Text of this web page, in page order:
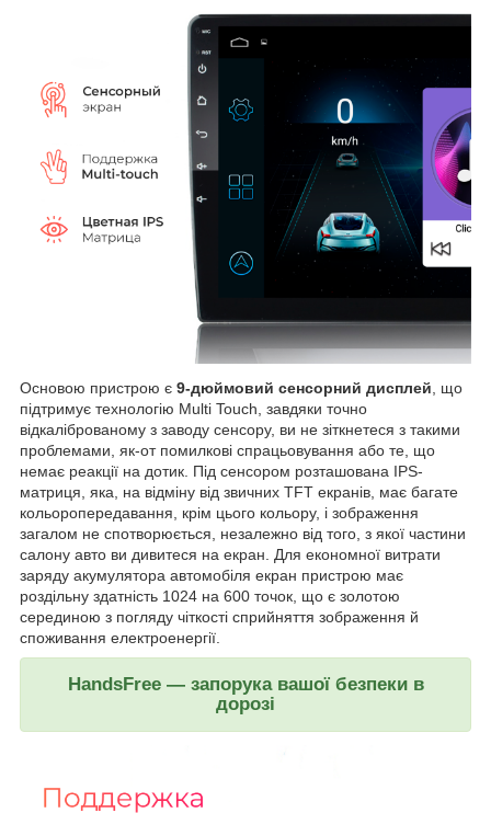
Основою пристрою є 9-дюймовий сенсорний дисплей, що
підтримує технологію Multi Touch, завдяки точно
відкаліброваному з заводу сенсору, ви не зіткнетеся з такими
проблемами, як-от помилкові спрацьовування або те, що
немає реакції на дотик. Під сенсором розташована IPS-
матриця, яка, на відміну від звичних TFT екранів, має багате
кольоропередавання, крім цього кольору, і зображення
загалом не спотворюється, незалежно від того, з якої частини
салону авто ви дивитеся на екран. Для економної витрати
заряду акумулятора автомобіля екран пристрою має
роздільну здатність 1024 на 600 точок, що є золотою
серединою з погляду чіткості сприйняття зображення й
споживання електроенергії.
HandsFree — запорука вашої безпеки в
дорозі